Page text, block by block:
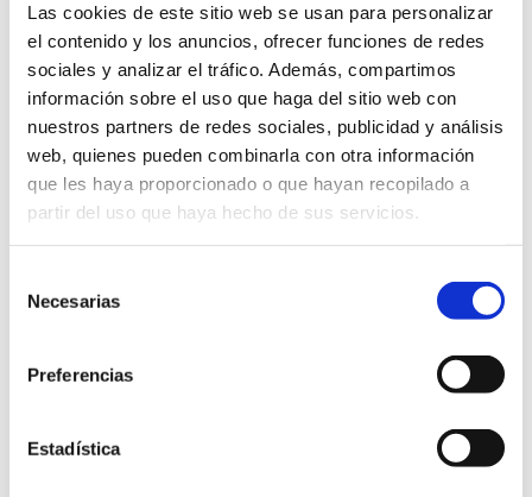
Las cookies de este sitio web se usan para personalizar
el contenido y los anuncios, ofrecer funciones de redes
sociales y analizar el tráfico. Además, compartimos
información sobre el uso que haga del sitio web con
nuestros partners de redes sociales, publicidad y análisis
web, quienes pueden combinarla con otra información
que les haya proporcionado o que hayan recopilado a
partir del uso que haya hecho de sus servicios.
Necesarias
Preferencias
Estadística
Información General
Código: COM20/B
Versión: 1
Área: Comercio
Idioma: Castellano
Información sobre la aprobación
Expediente de aprobación: 1636448W
Decreto de aprobación: 4647
Fecha de aprobación: 11/09/2025
Tipo documental: Otros incautados
Estado de elaboración: Original, Copia electrónica
Versión NTI: N11
Nombre formal: pdf
Tipo: Uso generalizo